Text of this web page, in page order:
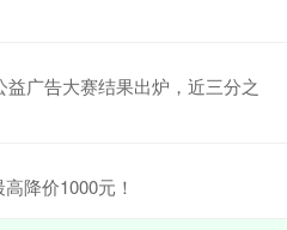
广告大赛结果出炉，近三分之
降价1000元！